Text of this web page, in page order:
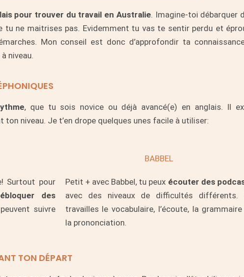
pour trouver du travail en Australie. Imagine-toi débarquer
tu ne maitrises pas. Evidemment tu vas te sentir perdu et
Mon conseil est donc d’approfondir ta
niveau.
, que tu sois novice ou déjà avancé(e) en anglais. Il
niveau. Je t’en drope quelques unes facile à utiliser:
Surtout pour
des
suivre
BABBEL
Petit + avec Babbel, tu peux écouter des
avec des niveaux de difficultés différents.
travailles le vocabulaire, l’écoute, la
la prononciation.
TON DÉPART